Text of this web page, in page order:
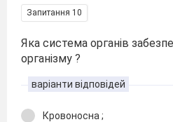
Запитання 10
Яка система органів
організму ?
варіанти відповідей
Кровоносна ;